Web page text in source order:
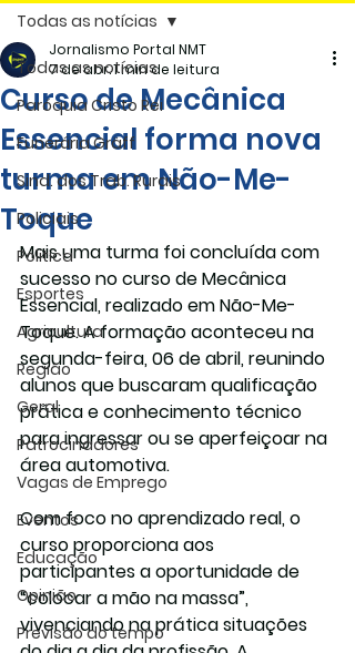
Todas as notícias
Paróquia Cristo Rei
Funerária Gräff
Sind. dos Trab. Rurais
Policiais
Politica
Esportes
Agricultura
Região
Geral
Patrocinadores
Vagas de Emprego
Eventos
Educação
Opinião
Previsão do tempo
Todas as notícias
Curso de Mecânica
Essencial forma nova
turma em Não-Me-
Toque
Jornalismo Portal NMT
7 de abr.1 min de leitura
Mais uma turma foi concluída com
sucesso no curso de Mecânica
Essencial, realizado em Não-Me-
Toque. A formação aconteceu na
segunda-feira, 06 de abril, reunindo
alunos que buscaram qualificação
prática e conhecimento técnico
para ingressar ou se aperfeiçoar na
área automotiva.
Com foco no aprendizado real, o
curso proporciona aos
participantes a oportunidade de
“colocar a mão na massa”,
vivenciando na prática situações